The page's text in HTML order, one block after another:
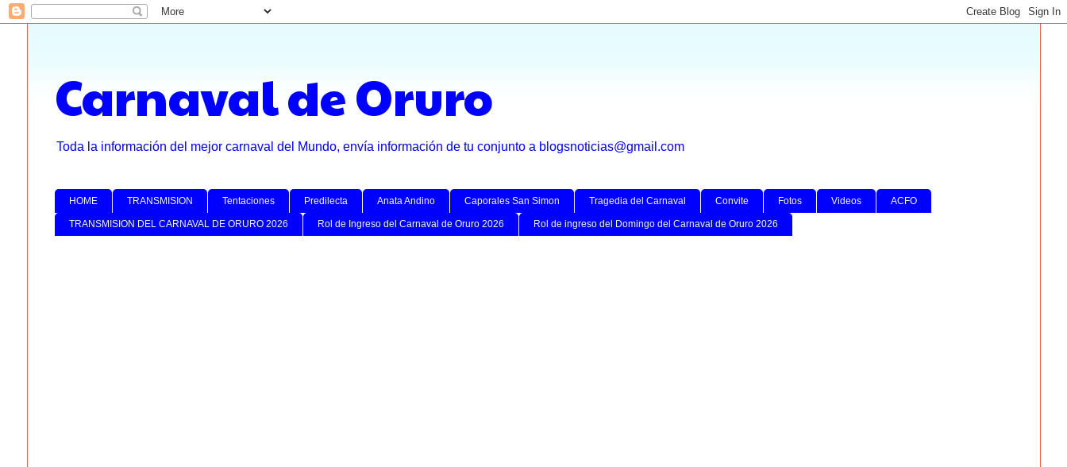
Carnaval de Oruro
Toda la información del mejor carnaval del Mundo, envía información de tu conjunto a blogsnoticias@gmail.com
HOME TRANSMISION Tentaciones Predilecta Anata Andino Caporales San Simon Tragedia del Carnaval Convite Fotos Videos ACFO
TRANSMISION DEL CARNAVAL DE ORURO 2026 Rol de Ingreso del Carnaval de Oruro 2026 Rol de ingreso del Domingo del Carnaval de Oruro 2026